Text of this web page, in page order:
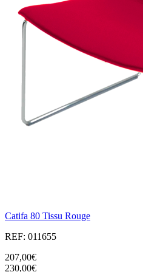
Catifa 80 Tissu Rouge
REF: 011655
207,00€
230,00€